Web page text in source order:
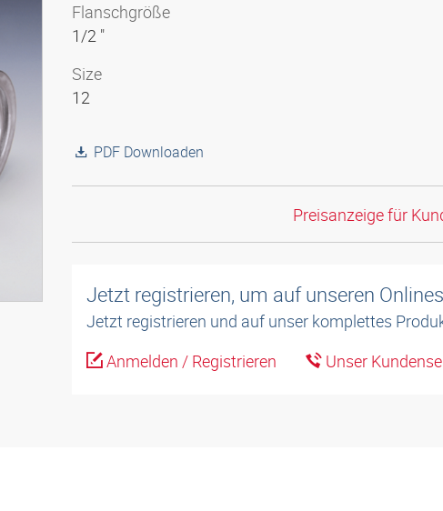
Flanschgröße
1/2 "
Size
12
PDF Downloaden
Preisanzeige für
Jetzt registrieren, um auf unseren
Jetzt registrieren und auf unser komplettes
Anmelden / Registrieren
Unser